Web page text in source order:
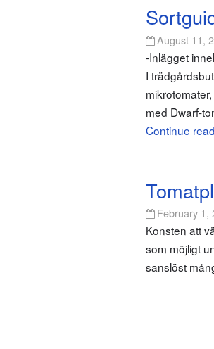
August 11,
-Inlägget
I
med Dwarf-
Continue
February 1,
Konsten att
som möjligt
sanslöst